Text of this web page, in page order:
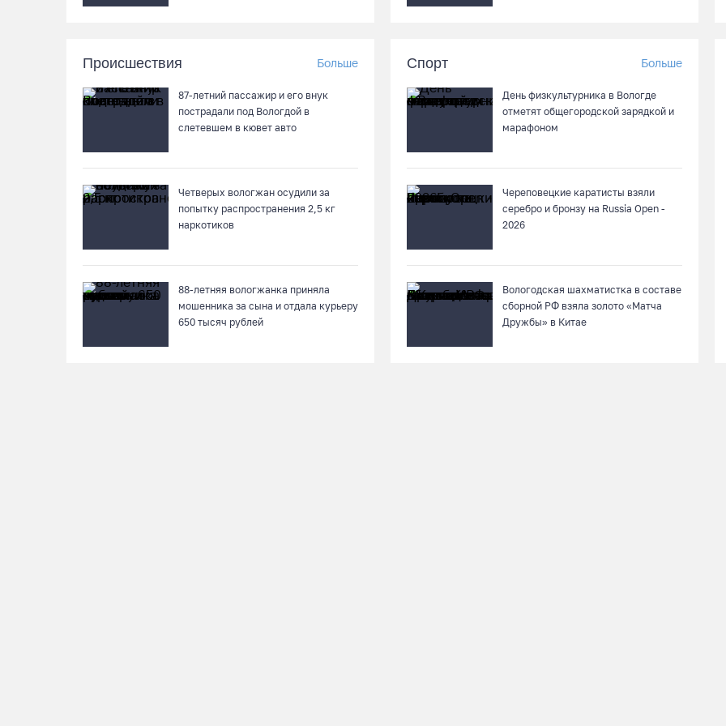
Происшествия Больше
87-летний пассажир и его внук
пострадали под Вологдой в
слетевшем в кювет авто
Четверых вологжан осудили за
попытку распространения 2,5 кг
наркотиков
88-летняя вологжанка приняла
мошенника за сына и отдала курьеру
650 тысяч рублей
Спорт Больше
День физкультурника в Вологде
отметят общегородской зарядкой и
марафоном
Череповецкие каратисты взяли
серебро и бронзу на Russia Open -
2026
Вологодская шахматистка в составе
сборной РФ взяла золото «Матча
Дружбы» в Китае